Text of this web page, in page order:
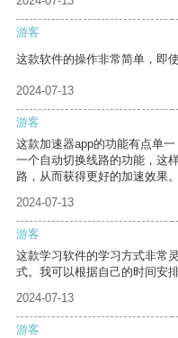
游客
这款软件的操作非常简单，即
2024-07-13
游客
这款加速器app的功能有点单
一个自动切换线路的功能，这
路，从而获得更好的加速效果。
2024-07-13
游客
这款学习软件的学习方式非常
式。我可以根据自己的时间安
2024-07-13
游客